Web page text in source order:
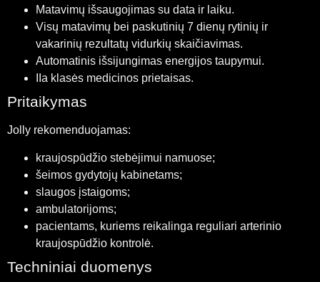
Matavimų išsaugojimas su data ir laiku.
Visų matavimų bei paskutinių 7 dienų rytinių ir
vakarinių rezultatų vidurkių skaičiavimas.
Automatinis išsijungimas energijos taupymui.
IIa klasės medicinos prietaisas.
Pritaikymas
Jolly rekomenduojamas:
kraujospūdžio stebėjimui namuose;
šeimos gydytojų kabinetams;
slaugos įstaigoms;
ambulatorijoms;
pacientams, kuriems reikalinga reguliari arterinio
kraujospūdžio kontrolė.
Techniniai duomenys